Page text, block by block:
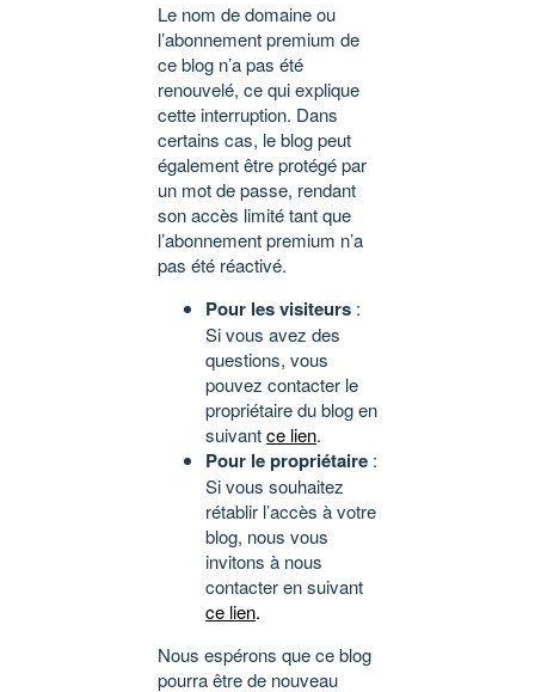
Le nom de domaine ou
l’abonnement premium de
ce blog n’a pas été
renouvelé, ce qui explique
cette interruption. Dans
certains cas, le blog peut
également être protégé par
un mot de passe, rendant
son accès limité tant que
l’abonnement premium n’a
pas été réactivé.
Pour les visiteurs :
Si vous avez des
questions, vous
pouvez contacter le
propriétaire du blog en
suivantce lien.
Pour le propriétaire :
Si vous souhaitez
rétablir l’accès à votre
blog, nous vous
invitons à nous
contacter en suivant
ce lien.
Nous espérons que ce blog
pourra être de nouveau